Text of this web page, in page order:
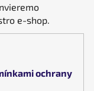
e-shop.
ochrany